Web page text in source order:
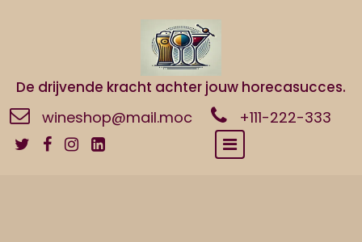
De drijvende kracht achter jouw horecasucces.
wineshop@mail.moc +111-222-333